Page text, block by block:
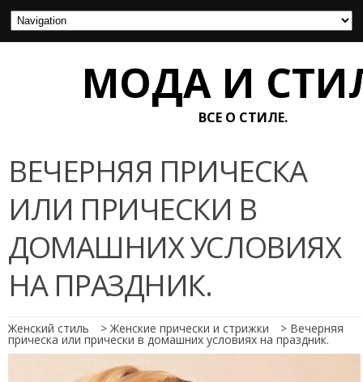
МОДА И
ВСЕ О СТИЛЕ.
ВЕЧЕРНЯЯ ПРИЧЕСКА
ИЛИ ПРИЧЕСКИ В
ДОМАШНИХ УСЛОВИЯХ
НА ПРАЗДНИК.
Женский стиль >Женские прически и стрижки > Вечерняя
прическа или прически в домашних условиях на праздник.